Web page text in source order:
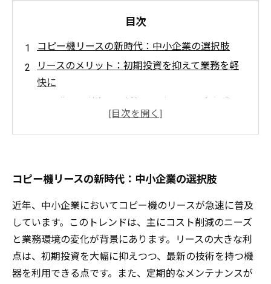
目次
コピー機リースの新時代：中小企業の選択肢
リースのメリット：初期投資を抑えて業務を軽
快に
お金のプロが語る！リースの裏に潜むコスト削
減戦略
自社に最適なコピー機の選び方：成功事例と失
未来を見据えた選択：コピー機リースの利点と
課題を解説
コピー機リースの新時代：中小企業の選択肢
近年、中小企業においてコピー機のリースが急速に普及
しています。このトレンドは、主にコスト削減のニーズ
と業務環境の変化が背景にあります。リースの大きな利
点は、初期投資を大幅に抑えつつ、最新の技術を持つ機
器を利用できる点です。また、定期的なメンテナンスが